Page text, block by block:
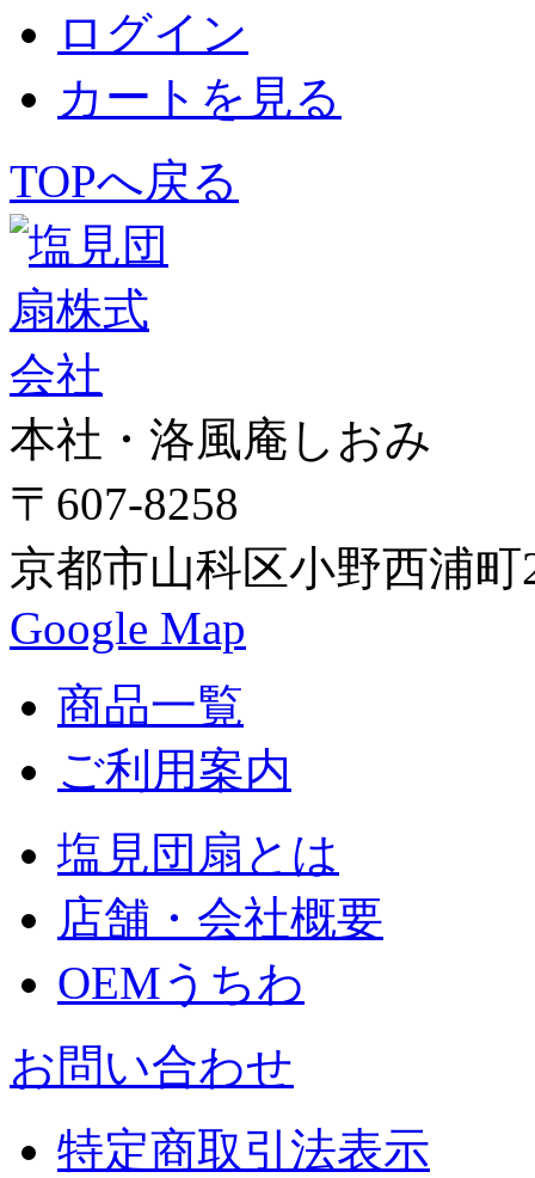
ログイン
カートを見る
TOPへ戻る
本社・洛風庵しおみ
〒607-8258
京都市山科区小野西浦町
Google Map
商品一覧
ご利用案内
塩見団扇とは
店舗・会社概要
OEMうちわ
お問い合わせ
特定商取引法表示